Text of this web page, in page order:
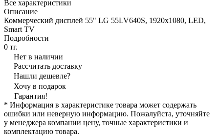
Все характеристики
Описание
Коммерческий дисплей 55" LG 55LV640S, 1920х1080, LED,
Smart TV
Подробности
0 тг.
Нет в наличии
Рассчитать доставку
Нашли дешевле?
Хочу в подарок
Гарантия!
* Информация в характеристике товара может содержать
ошибки или неверную информацию. Пожалуйста, уточняйте
у менеджера компании цену, точные характеристики и
комплектацию товара.